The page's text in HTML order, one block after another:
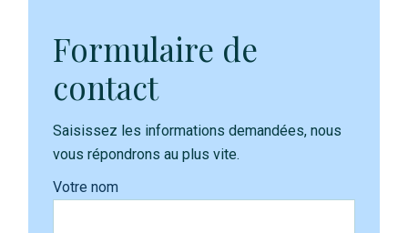
Formulaire de
contact
Saisissez les informations demandées, nous
vous répondrons au plus vite.
Votre nom